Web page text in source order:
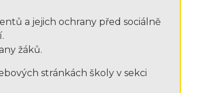
a jejich ochrany před sociálně
žáků.
stránkách školy v sekci